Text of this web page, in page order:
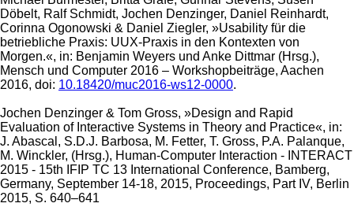
Döbelt, Ralf Schmidt, Jochen Denzinger, Daniel Reinhardt,
Corinna Ogonowski & Daniel Ziegler, »Usability für die
betriebliche Praxis: UUX-Praxis in den Kontexten von
Morgen.«, in: Benjamin Weyers und Anke Dittmar (Hrsg.),
Mensch und Computer 2016 – Workshopbeiträge, Aachen
2016, doi: 10.18420/muc2016-ws12-0000.
Jochen Denzinger & Tom Gross, »Design and Rapid
Evaluation of Interactive Systems in Theory and Practice«, in:
J. Abascal, S.D.J. Barbosa, M. Fetter, T. Gross, P.A. Palanque,
M. Winckler, (Hrsg.), Human-Computer Interaction - INTERACT
2015 - 15th IFIP TC 13 International Conference, Bamberg,
Germany, September 14-18, 2015, Proceedings, Part IV, Berlin
2015, S. 640–641